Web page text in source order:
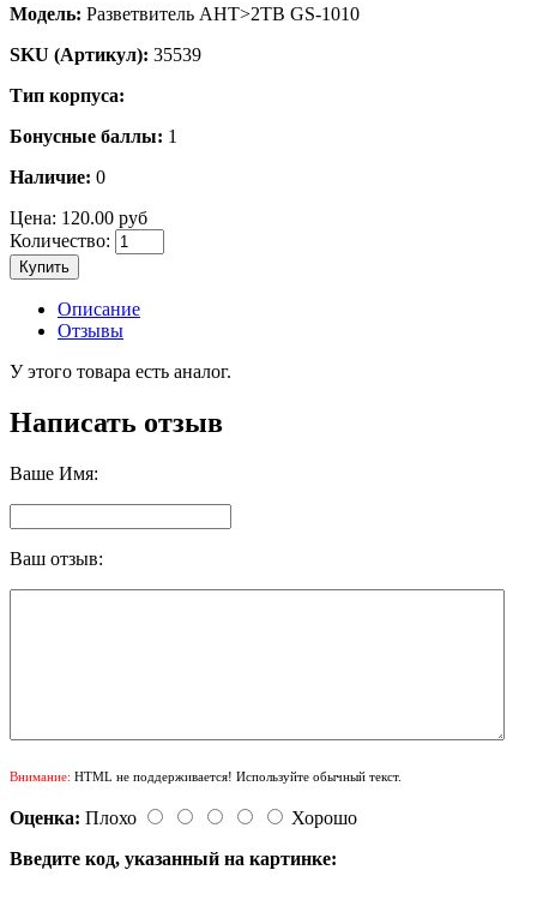
Модель: Разветвитель АНТ>2ТВ GS-1010
SKU (Артикул): 35539
Тип корпуса:
Бонусные баллы: 1
Наличие: 0
Цена: 120.00 руб
Количество:
Купить
Описание
Отзывы
У этого товара есть аналог.
Написать отзыв
Ваше Имя:
Ваш отзыв:
Внимание: HTML не поддерживается! Используйте обычный текст.
Оценка: Плохо
Хорошо
Введите код, указанный на картинке: